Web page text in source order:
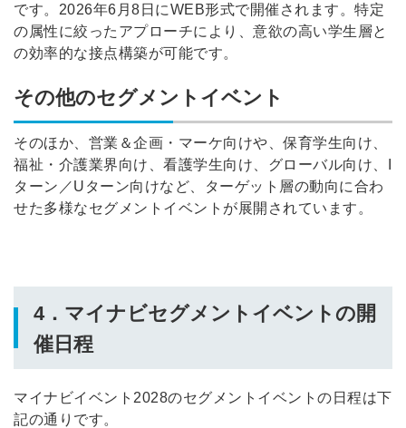
です。2026年6月8日にWEB形式で開催されます。特定
の属性に絞ったアプローチにより、意欲の高い学生層と
の効率的な接点構築が可能です。
その他のセグメントイベント
そのほか、営業＆企画・マーケ向けや、保育学生向け、
福祉・介護業界向け、看護学生向け、グローバル向け、I
ターン／Uターン向けなど、ターゲット層の動向に合わ
せた多様なセグメントイベントが展開されています。
4．マイナビセグメントイベントの開
催日程
マイナビイベント2028のセグメントイベントの日程は下
記の通りです。
要です。
簡単10秒！無料会員登録
採用課題の解決、新しい採用の